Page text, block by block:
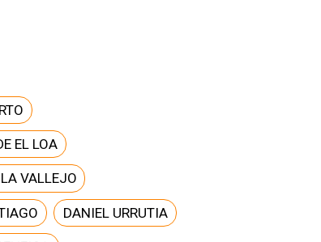
EL LOA
VALLEJO
DANIEL URRUTIA